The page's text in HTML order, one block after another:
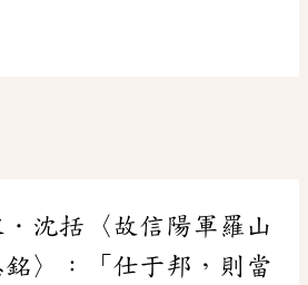
沈括〈故信陽軍羅山
〉：「仕于邦，則當